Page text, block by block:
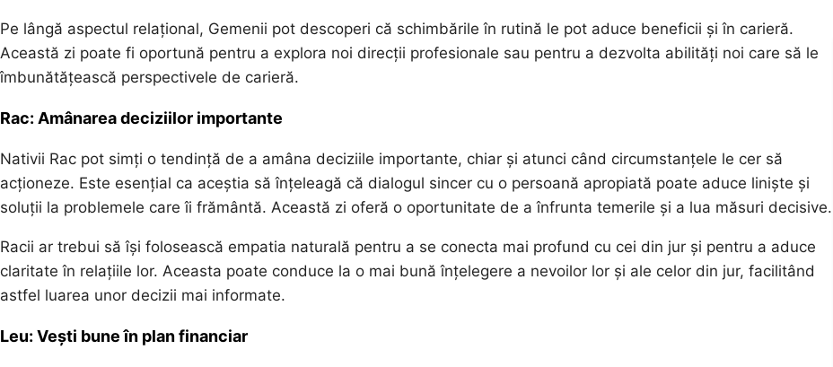
Pe lângă aspectul relațional, Gemenii pot descoperi că schimbările în rutină le pot aduce beneficii și în carieră.
Această zi poate fi oportună pentru a explora noi direcții profesionale sau pentru a dezvolta abilități noi care să le
îmbunătățească perspectivele de carieră.
Rac: Amânarea deciziilor importante
Nativii Rac pot simți o tendință de a amâna deciziile importante, chiar și atunci când circumstanțele le cer să
acționeze. Este esențial ca aceștia să înțeleagă că dialogul sincer cu o persoană apropiată poate aduce liniște și
soluții la problemele care îi frământă. Această zi oferă o oportunitate de a înfrunta temerile și a lua măsuri decisive.
Racii ar trebui să își folosească empatia naturală pentru a se conecta mai profund cu cei din jur și pentru a aduce
claritate în relațiile lor. Aceasta poate conduce la o mai bună înțelegere a nevoilor lor și ale celor din jur, facilitând
astfel luarea unor decizii mai informate.
Leu: Vești bune în plan financiar